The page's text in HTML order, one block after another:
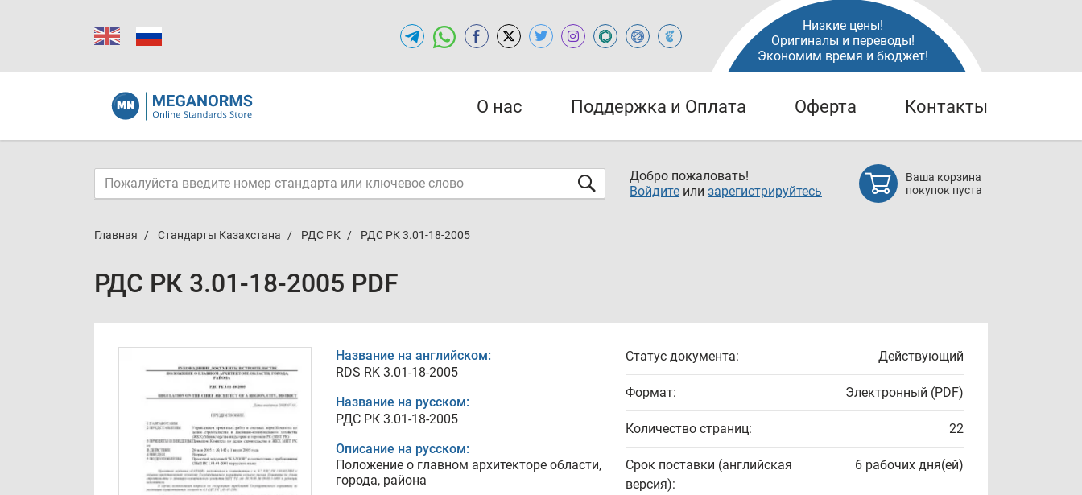
Низкие цены!
Оригиналы и переводы!
Экономим время и бюджет!
О нас Поддержка и Оплата Оферта Контакты
Добро пожаловать!
Войдите или зарегистрируйтесь
Ваша корзина
покупок пуста
Главная Стандарты Казахстана РДС РК РДС РК 3.01-18-2005
РДС РК 3.01-18-2005 PDF
Название на английском:
RDS RK 3.01-18-2005
Название на русском:
РДС РК 3.01-18-2005
Описание на русском:
Положение о главном архитекторе области,
города, района
Статус документа: Действующий
Формат: Электронный (PDF)
Количество страниц: 22
Срок поставки (английская
версия):
6 рабочих дня(ей)